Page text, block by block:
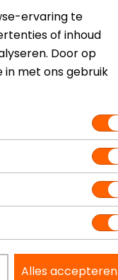
ervaring te
of inhoud
Door op
in met ons gebruik
Alles accepteren